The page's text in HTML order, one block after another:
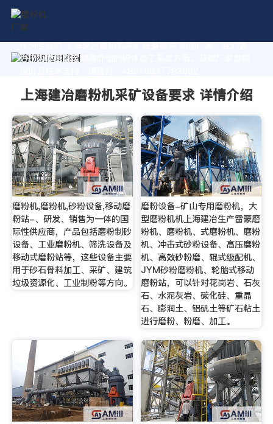
作为专业的 上海建冶磨粉机采矿设备要求 制造厂家，我们致
力于为您量身定制高价值的粉体加工系统方案。获取厂家直销
上海建冶磨粉机采矿设备要求 详情介绍
磨粉机,磨粉机,砂粉设备,移动磨
粉站-、研发、销售为一体的国
际性供应商，产品包括磨粉制砂
设备、工业磨粉机、筛洗设备及
移动式磨粉站等，这些设备主要
用于砂石骨料加工、采矿、建筑
垃圾资源化、工业制粉等方向。
磨粉设备-矿山专用磨粉机，大
型磨粉机机上海建冶生产雷蒙磨
粉机、磨粉机、式磨粉机、磨粉
机、冲击式砂粉设备、高压磨粉
机、高效砂粉磨、辊式级配机、
JYM砂粉磨粉机、轮胎式移动
磨粉站，可以针对花岗岩、石灰
石、水泥灰岩、碳化硅、重晶
石、膨润土、铝矾土等矿石粘土
进行磨粉、粉磨、加工。